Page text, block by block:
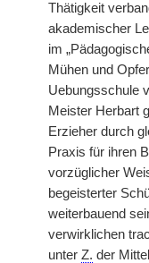
Thätigkeit
akademischer
im
Mühen und
Uebungsschule
Meister Herbart
Erzieher durch
Praxis für ihren
vorzüglicher
begeisterter
weiterbauend
verwirklichen
unter Z. der